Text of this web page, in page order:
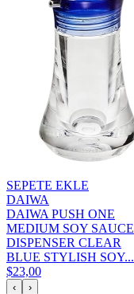
SEPETE EKLE
DAIWA
DAIWA PUSH ONE
MEDIUM SOY SAUCE
DISPENSER CLEAR
BLUE STYLISH SOY...
$23,00
‹ ›